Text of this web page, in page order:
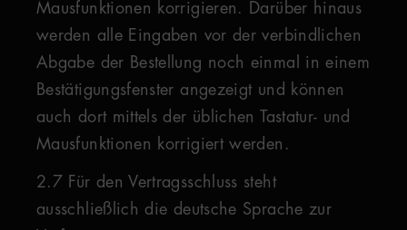
Mausfunktionen korrigieren. Darüber hinaus
werden alle Eingaben vor der verbindlichen
Abgabe der Bestellung noch einmal in einem
Bestätigungsfenster angezeigt und können
auch dort mittels der üblichen Tastatur- und
Mausfunktionen korrigiert werden.
2.7 Für den Vertragsschluss steht
ausschließlich die deutsche Sprache zur